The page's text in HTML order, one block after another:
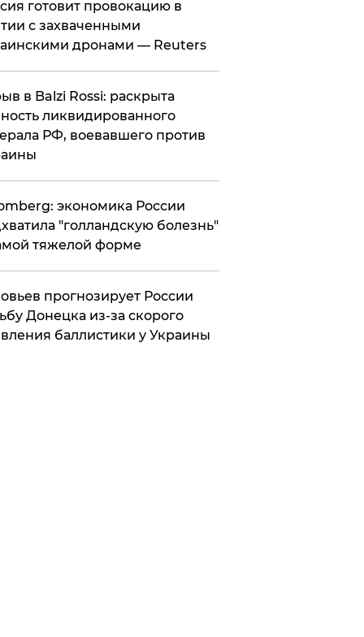
готовит провокацию в
с захваченными
дронами — Reuters
в Balzi Rossi: раскрыта
ликвидированного
РФ, воевавшего против
экономика России
"голландскую болезнь"
тяжелой форме
прогнозирует России
Донецка из-за скорого
баллистики у Украины